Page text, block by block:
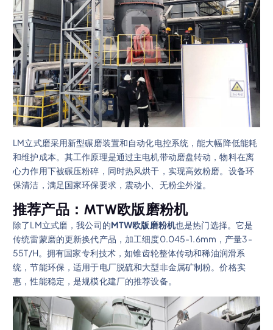
LM立式磨采用新型碾磨装置和自动化电控系统，能大幅降低能耗
和维护成本。其工作原理是通过主电机带动磨盘转动，物料在离
心力作用下被碾压粉碎，同时热风烘干，实现高效粉磨。设备环
保清洁，满足国家环保要求，震动小、无粉尘外溢。
推荐产品：MTW欧版磨粉机
除了LM立式磨，我公司的MTW欧版磨粉机也是热门选择。它是
传统雷蒙磨的更新换代产品，加工细度0.045-1.6mm，产量3-
55T/H。拥有国家专利技术，如锥齿轮整体传动和稀油润滑系
统，节能环保，适用于电厂脱硫和大型非金属矿制粉。价格实
惠，性能稳定，是规模化建厂的推荐设备。